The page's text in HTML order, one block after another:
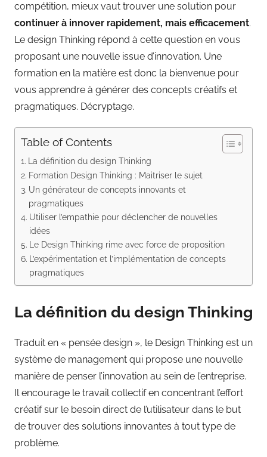
compétition, mieux vaut trouver une solution pour
continuer à innover rapidement, mais efficacement.
Le design Thinking répond à cette question en vous
proposant une nouvelle issue d’innovation. Une
formation en la matière est donc la bienvenue pour
vous apprendre à générer des concepts créatifs et
pragmatiques. Décryptage.
Table of Contents
La définition du design Thinking
Formation Design Thinking : Maitriser le sujet
Un générateur de concepts innovants et
pragmatiques
Utiliser l’empathie pour déclencher de nouvelles
idées
Le Design Thinking rime avec force de proposition
L’expérimentation et l’implémentation de concepts
pragmatiques
La définition du design Thinking
Traduit en « pensée design », le Design Thinking est un
système de management qui propose une nouvelle
manière de penser l’innovation au sein de l’entreprise.
Il encourage le travail collectif en concentrant l’effort
créatif sur le besoin direct de l’utilisateur dans le but
de trouver des solutions innovantes à tout type de
problème.